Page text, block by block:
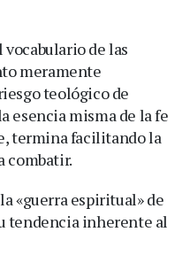
de las
meramente
teológico de
esencia misma de la fe
termina facilitando la
combatir.
«guerra espiritual» de
tendencia inherente al